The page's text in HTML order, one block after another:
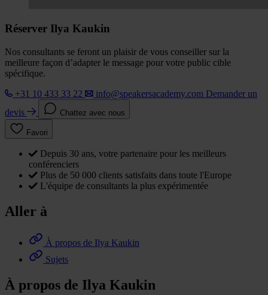
Réserver Ilya Kaukin
Nos consultants se feront un plaisir de vous conseiller sur la
meilleure façon d’adapter le message pour votre public cible
spécifique.
+31 10 433 33 22
info@speakersacademy.com Demander un
devis
Chattez avec nous
Favori
Depuis 30 ans, votre partenaire pour les meilleurs
conférenciers
Plus de 50 000 clients satisfaits dans toute l'Europe
L'équipe de consultants la plus expérimentée
Aller à
À propos de Ilya Kaukin
Sujets
À propos de Ilya Kaukin